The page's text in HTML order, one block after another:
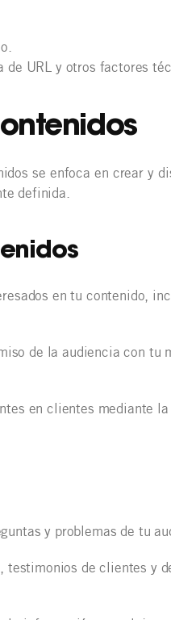
URL y otros factores
se enfoca en crear y
definida.
en tu contenido,
de la audiencia con tu
en clientes mediante la
y problemas de tu
de clientes y